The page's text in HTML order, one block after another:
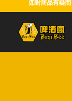
如對商品有疑